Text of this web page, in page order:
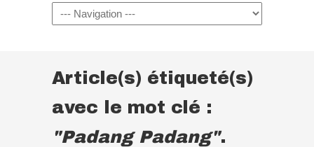
Navigation
Article(s) étiqueté(s)
avec le mot clé :
"Padang Padang".